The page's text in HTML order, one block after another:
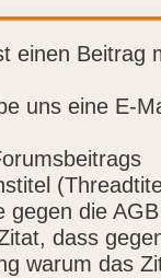
einen Beitrag
uns eine E-
gegen die
dass
warum das